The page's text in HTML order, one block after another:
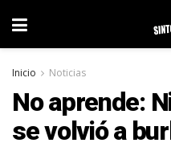
Inicio Noticias
No aprende:
se volvió a